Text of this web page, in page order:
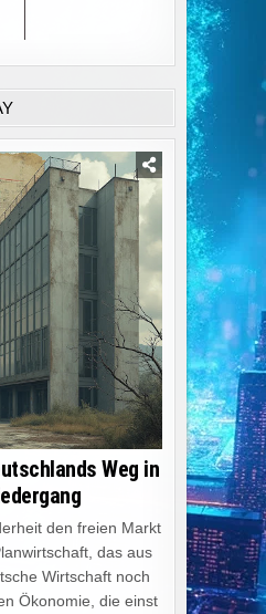
Weg in
den freien Markt
das aus
Wirtschaft noch
Ökonomie, die einst